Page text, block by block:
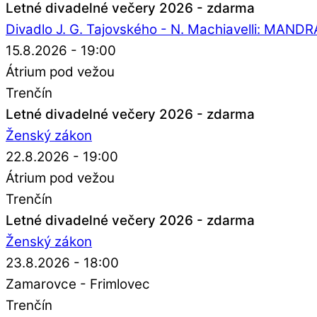
Letné divadelné večery 2026 - zdarma
Divadlo J. G. Tajovského - N. Machiavelli:
15.8.2026 - 19:00
Átrium pod vežou
Trenčín
Letné divadelné večery 2026 - zdarma
Ženský zákon
22.8.2026 - 19:00
Átrium pod vežou
Trenčín
Letné divadelné večery 2026 - zdarma
Ženský zákon
23.8.2026 - 18:00
Zamarovce - Frimlovec
Trenčín